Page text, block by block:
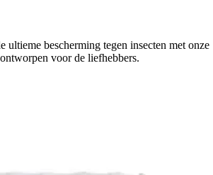
ultieme bescherming tegen insecten met onze
voor de liefhebbers.